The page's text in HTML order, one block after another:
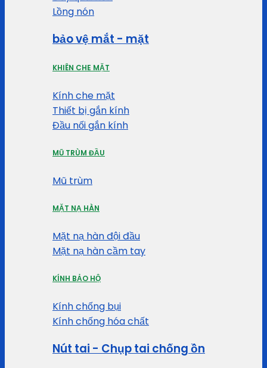
Lồng nón
bảo vệ mắt - mặt
KHIÊN CHE MẶT
Kính che mặt
Thiết bị gắn kính
Đầu nối gắn kính
MŨ TRÙM ĐẦU
Mũ trùm
MẶT NẠ HÀN
Mặt nạ hàn đội đầu
Mặt nạ hàn cầm tay
KÍNH BẢO HỘ
Kính chống bụi
Kính chống hóa chất
Nút tai - Chụp tai chống ồn